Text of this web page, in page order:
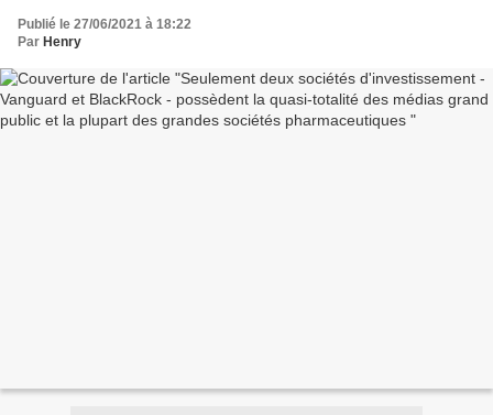
des grandes sociétés pharmaceutiques
Publié le 27/06/2021 à 18:22
Par Henry